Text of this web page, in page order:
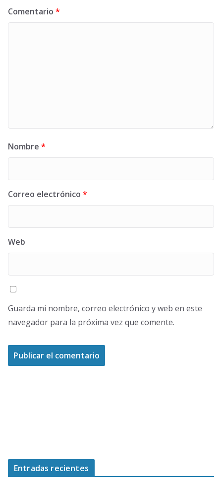
Comentario *
Nombre *
Correo electrónico *
Web
Guarda mi nombre, correo electrónico y web en este
navegador para la próxima vez que comente.
Entradas recientes